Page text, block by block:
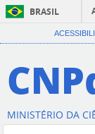
BRASIL
MINISTÉRIO DA